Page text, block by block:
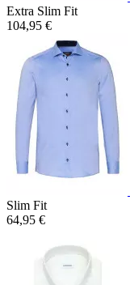
Extra Slim Fit
104,95 €
Slim Fit
64,95 €